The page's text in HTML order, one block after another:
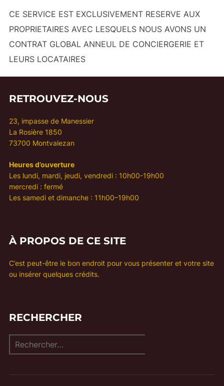
CE SERVICE EST EXCLUSIVEMENT RESERVE AUX
PROPRIETAIRES AVEC LESQUELS NOUS AVONS UN
CONTRAT GLOBAL ANNEUL DE CONCIERGERIE ET
LEURS LOCATAIRES
RETROUVEZ-NOUS
23, impasse de Manessier
La Rosière 1850
73700 Montvalezan
Heures d’ouverture
Les lundi, mardi, jeudi, vendredi : 10h00-19h00
mercredi : fermé
Les samedi et dimanche : 11h00–19h00
À PROPOS DE CE SITE
C’est peut-être le bon endroit pour vous présenter et votre site
ou insérer quelques crédits.
RECHERCHER
pour :